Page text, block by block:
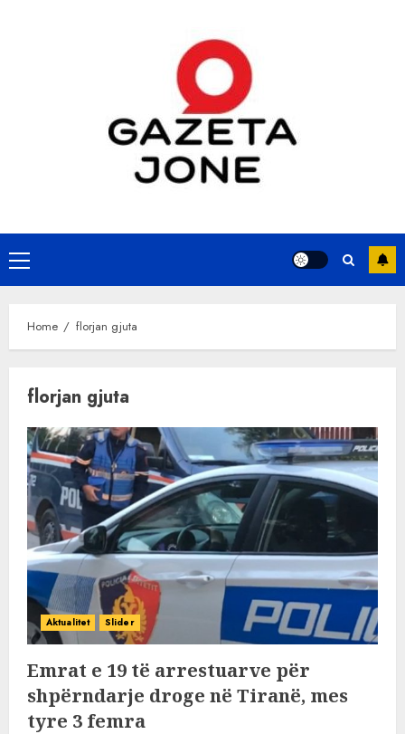
Primary
Menu
Home florjan gjuta
florjan gjuta
Aktualitet Slider
Emrat e 19 të arrestuarve për
shpërndarje droge në Tiranë, mes
tyre 3 femra